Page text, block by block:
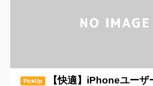
PickUp
【快適】iPhoneユーザ